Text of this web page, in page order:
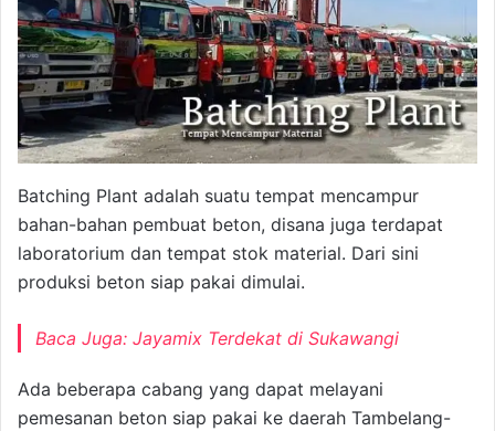
Batching Plant adalah suatu tempat mencampur
bahan-bahan pembuat beton, disana juga terdapat
laboratorium dan tempat stok material. Dari sini
produksi beton siap pakai dimulai.
Baca Juga:Jayamix Terdekat di Sukawangi
Ada beberapa cabang yang dapat melayani
pemesanan beton siap pakai ke daerah Tambelang-